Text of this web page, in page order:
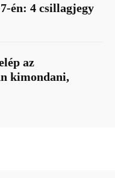
én: 4 csillagjegy
az
kimondani,